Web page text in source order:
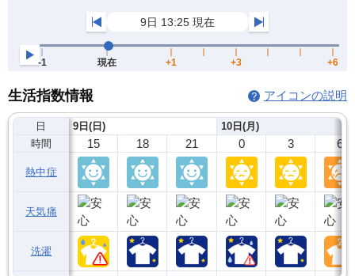
生活指数情報 アイコンの説明
日
時間
熱中症
天気痛
洗濯
9日(日)
15 18 21
10日(月)
0 3 6